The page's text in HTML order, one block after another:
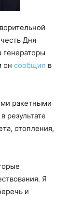
Дня
генераторы
он сообщил в
ракетными
результате
отопления,
Я
и